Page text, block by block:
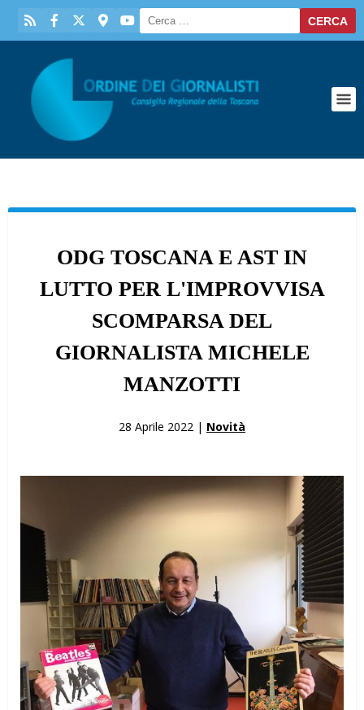
ODG TOSCANA E AST IN
LUTTO PER L'IMPROVVISA
SCOMPARSA DEL
GIORNALISTA MICHELE
MANZOTTI
28 Aprile 2022 | Novità